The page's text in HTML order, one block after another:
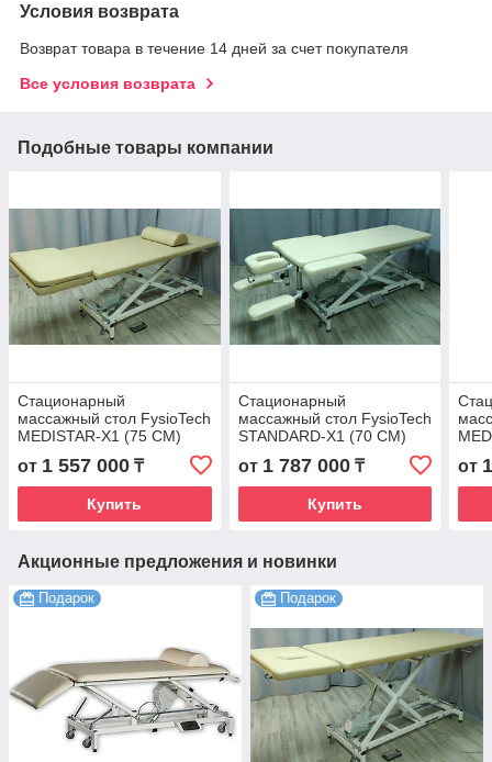
Условия возврата
Возврат товара в течение 14 дней за счет покупателя
Все условия возврата
Подобные товары компании
Стационарный
массажный стол FysioTech
MEDISTAR-X1 (75 CM)
от 1 557 000 ₸
Купить
Стационарный
массажный стол FysioTech
STANDARD-X1 (70 CM)
от 1 787 000₸
Купить
от
Акционные предложения и новинки
Подарок Подарок